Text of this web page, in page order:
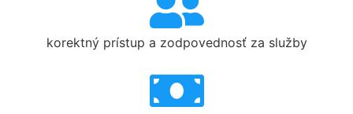
korektný prístup a zodpovednosť za služby